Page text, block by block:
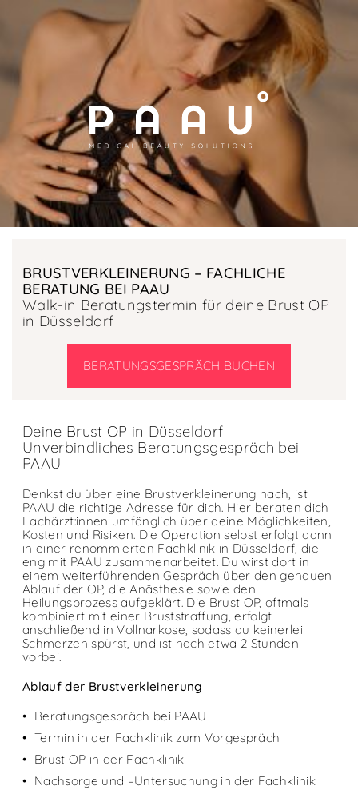
BRUSTVERKLEINERUNG – FACHLICHE
BERATUNG BEI PAAU
Walk-in Beratungstermin für deine Brust OP
in Düsseldorf
BERATUNGSGESPRÄCH BUCHEN
Deine Brust OP in Düsseldorf –
Unverbindliches Beratungsgespräch bei
PAAU
Denkst du über eine Brustverkleinerung nach, ist
PAAU die richtige Adresse für dich. Hier beraten dich
Fachärzt:innen umfänglich über deine Möglichkeiten,
Kosten und Risiken. Die Operation selbst erfolgt dann
in einer renommierten Fachklinik in Düsseldorf, die
eng mit PAAU zusammenarbeitet. Du wirst dort in
einem weiterführenden Gespräch über den genauen
Ablauf der OP, die Anästhesie sowie den
Heilungsprozess aufgeklärt. Die Brust OP, oftmals
kombiniert mit einer Bruststraffung, erfolgt
anschließend in Vollnarkose, sodass du keinerlei
Schmerzen spürst, und ist nach etwa 2 Stunden
vorbei.
Ablauf der Brustverkleinerung
Beratungsgespräch bei PAAU
Termin in der Fachklinik zum Vorgespräch
Brust OP in der Fachklinik
Nachsorge und –Untersuchung in der Fachklinik